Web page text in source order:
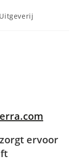
Uitgeverij
ervoor